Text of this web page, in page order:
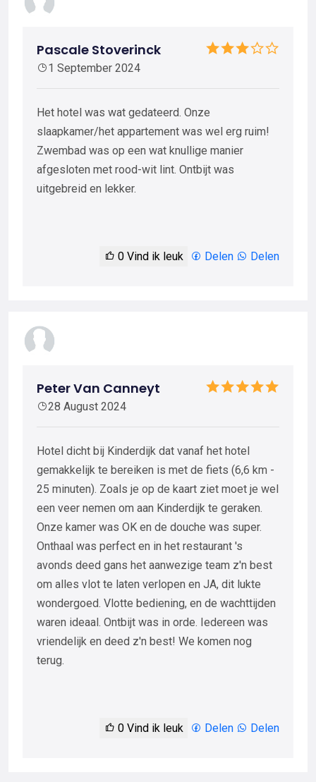
Pascale Stoverinck
1 September 2024
Het hotel was wat gedateerd. Onze
slaapkamer/het appartement was wel erg ruim!
Zwembad was op een wat knullige manier
afgesloten met rood-wit lint. Ontbijt was
uitgebreid en lekker.
0 Vind ik leuk Delen Delen
Peter Van Canneyt
28 August 2024
Hotel dicht bij Kinderdijk dat vanaf het hotel
gemakkelijk te bereiken is met de fiets (6,6 km -
25 minuten). Zoals je op de kaart ziet moet je wel
een veer nemen om aan Kinderdijk te geraken.
Onze kamer was OK en de douche was super.
Onthaal was perfect en in het restaurant 's
avonds deed gans het aanwezige team z'n best
om alles vlot te laten verlopen en JA, dit lukte
wondergoed. Vlotte bediening, en de wachttijden
waren ideaal. Ontbijt was in orde. Iedereen was
vriendelijk en deed z'n best! We komen nog
terug.
0 Vind ik leuk Delen Delen